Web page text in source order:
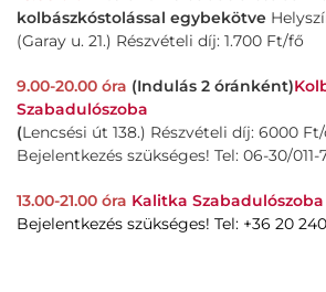
kolbászkóstolással egybekötve
(Garay u. 21.) Részvételi díj: 1.700 Ft/fő
9.00-20.00 óra (Indulás 2 óránként)
Szabadulószoba
(Lencsési út 138.) Részvételi díj: 6000
Bejelentkezés szükséges! Tel: 06-30/011-
13.00-21.00 óra Kalitka Szabadulószoba
Bejelentkezés szükséges! Tel: +36 20